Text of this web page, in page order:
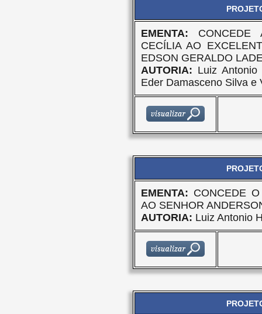
EMENTA:
CECÍLIA AO
EDSON GERALDO
AUTORIA: Luiz
Eder Damasceno Silva e
EMENTA: CONCEDE
AO SENHOR
AUTORIA: Luiz Antonio